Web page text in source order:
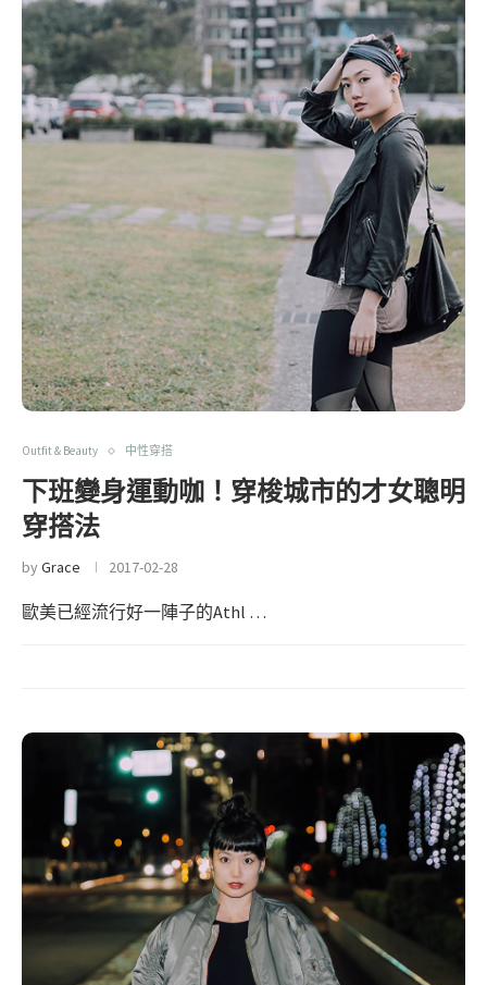
Outfit & Beauty 中性穿搭
下班變身運動咖！穿梭城市的才女聰明
穿搭法
byGrace 2017-02-28
歐美已經流行好一陣子的Athl …